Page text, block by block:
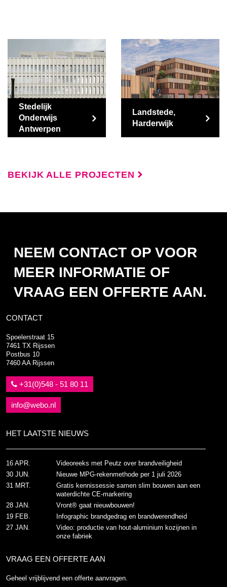
BEKIJK ALLE PROJECTEN
Stedelijk
Onderwijs
Antwerpen
Landstede,
Harderwijk
NEEM CONTACT OP VOOR
MEER INFORMATIE OF
VRAAG EEN OFFERTE AAN.
CONTACT
Spoelerstraat 15
7461 TX Rijssen
Postbus 10
7460 AA Rijssen
+31(0)548 - 51 80 11
info@webo.nl
HET LAATSTE NIEUWS
Videoreeks met Peutz over brandveiligheid
16 APR.
Nieuwe MPG-rekenmethode per 1 juli 2026
30 JUN.
Gratis kennissessie samen slim bouwen aan een
waterdichte CE-markering
31 MRT.
Vront® gaat nieuwbouwen!
28 JAN.
Infographic brandgedrag en brandwerendheid
19 FEB.
Video: productie van hout-aluminium kozijnen in
onze fabriek
27 JAN.
VRAAG EEN OFFERTE AAN
Geheel vrijblijvend een offerte aanvragen.